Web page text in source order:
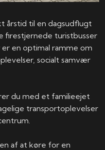
årstid til en dagsudflugt
firestjernede turistbusser
er en optimal ramme om
socialt samvær
du med et familieejet
transportoplevelser
af at køre for en